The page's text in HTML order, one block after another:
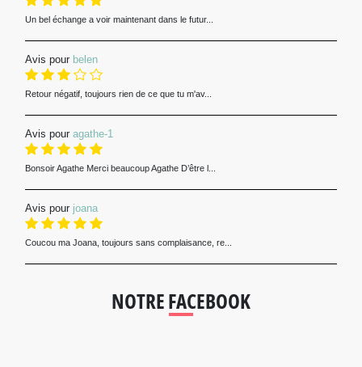
Un bel échange a voir maintenant dans le futur...
Avis pour belen
Retour négatif, toujours rien de ce que tu m'av...
Avis pour agathe-1
Bonsoir Agathe Merci beaucoup Agathe D’être l...
Avis pour joana
Coucou ma Joana, toujours sans complaisance, re...
NOTRE FACEBOOK